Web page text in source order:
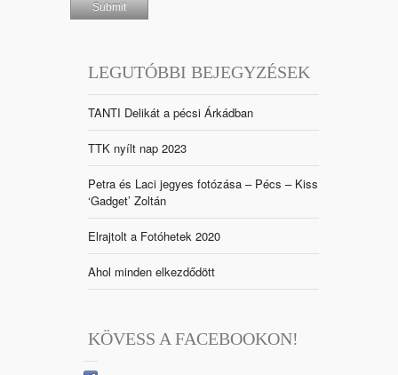
LEGUTÓBBI BEJEGYZÉSEK
TANTI Delikát a pécsi Árkádban
TTK nyílt nap 2023
Petra és Laci jegyes fotózása – Pécs – Kiss
‘Gadget’ Zoltán
Elrajtolt a Fotóhetek 2020
Ahol minden elkezdődött
KÖVESS A FACEBOOKON!